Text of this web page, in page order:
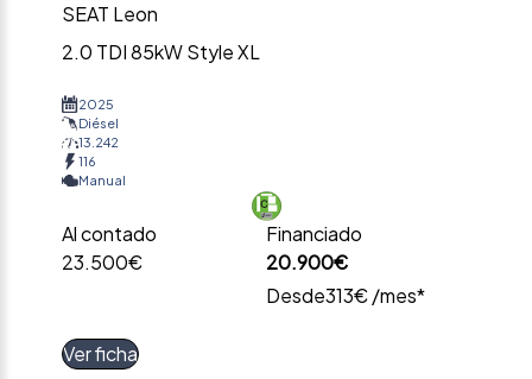
SEAT Leon
2.0 TDI 85kW Style XL
2025
Diésel
13.242
116
Manual
Al contado
23.500€
Financiado
20.900€
Desde313€ /mes*
Ver ficha